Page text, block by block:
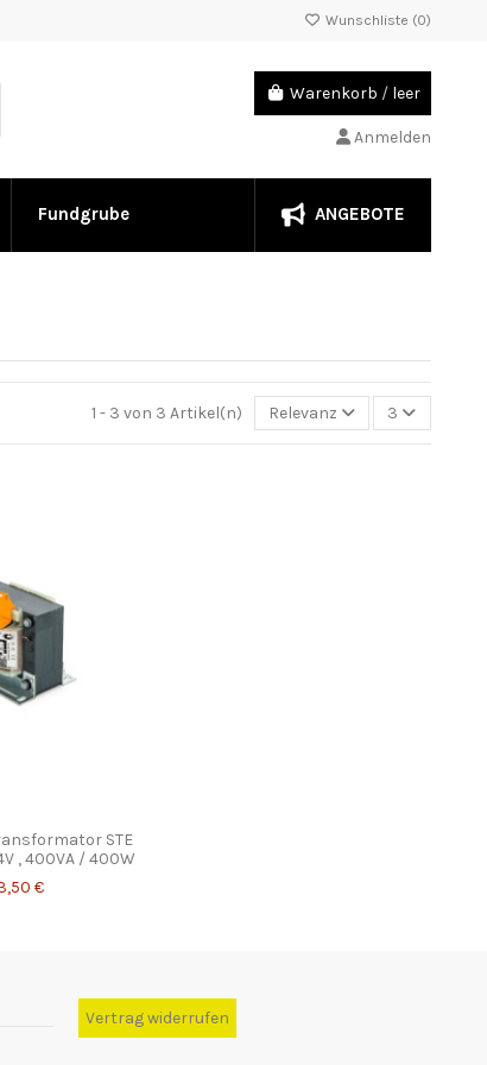
Wunschliste (0)
Warenkorb / leer
Anmelden
Fundgrube ANGEBOTE
1 - 3 von 3 Artikel(n) Relevanz 3
STE
, 400VA / 400W
€
Vertrag widerrufen